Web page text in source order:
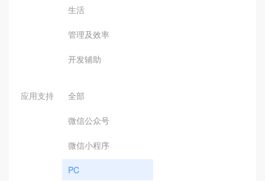
生活
管理及效率
开发辅助
应用支持 全部
微信公众号
微信小程序
PC